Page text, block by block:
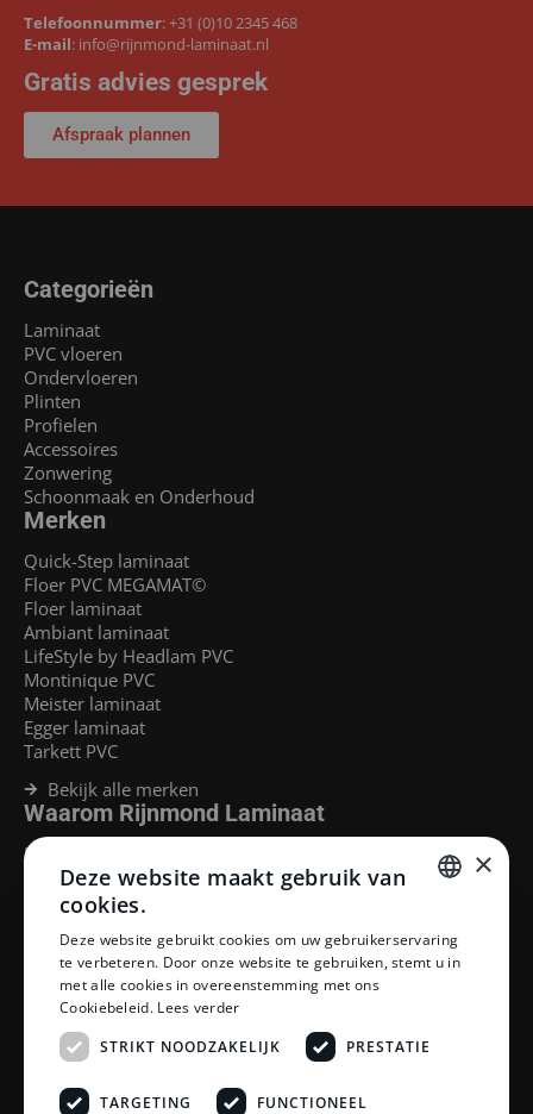
Telefoonnummer:+31 (0)10 2345 468
E-mail: info@rijnmond-laminaat.nl
Gratis advies gesprek
Afspraak plannen
Categorieën
Laminaat
PVC vloeren
Ondervloeren
Plinten
Profielen
Accessoires
Zonwering
Schoonmaak en Onderhoud
Merken
Quick-Step laminaat
Floer PVC MEGAMAT©
Floer laminaat
Ambiant laminaat
LifeStyle by Headlam PVC
Montinique PVC
Meister laminaat
Egger laminaat
Tarkett PVC
Bekijk alle merken
Waarom Rijnmond Laminaat
Legservice
Laminaat Capelle aan den Ijssel
Laminaat voor vloerverwarming
Klantenservice
Betaalmethoden
Openingstijden showroom
Afhalen en bezorgen
Retourprocedure
Veelgestelde vragen
Legservice
DUTCH
×
Deze website maakt gebruik van
cookies.
Deze website gebruikt cookies om uw gebruikerservaring
te verbeteren. Door onze website te gebruiken, stemt u in
met alle cookies in overeenstemming met ons
Cookiebeleid. Lees verder
STRIKT NOODZAKELIJK
PRESTATIE
TARGETING FUNCTIONEEL